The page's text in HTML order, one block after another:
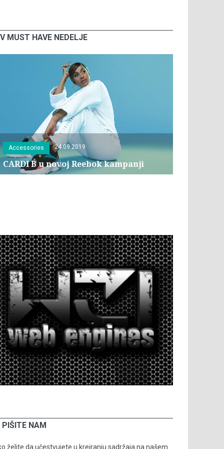
MUST HAVE NEDELJE
Accessories 24.09.2019
CARDI B u novoj Reebok kampanji
PIŠITE NAM
želite da učestvujete u kreiranju sadržaja na našem